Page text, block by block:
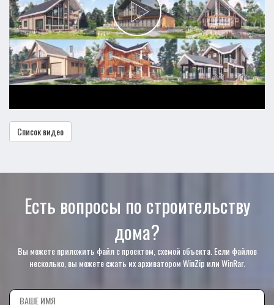
Список видео
Есть вопросы по строительству
дома?
Вы можете приложить файл с проектом, схемой объекта. Если файлов
несколько, вы можете сжать их архиватором WinZip или WinRar.